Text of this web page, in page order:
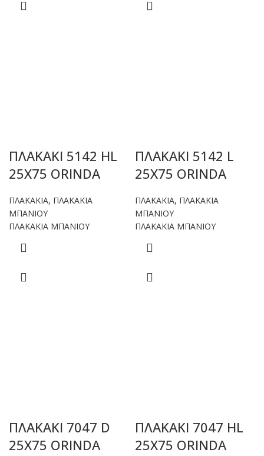
ΠΛΑΚΑΚΙ 5142 HL
25X75 ORINDA
ΠΛΑΚΑΚΙΑ, ΠΛΑΚΑΚΙΑ
ΜΠΑΝΙΟΥ
ΠΛΑΚΑΚΙΑ ΜΠΑΝΙΟΥ
ΠΛΑΚΑΚΙ 5142 L
25X75 ORINDA
ΠΛΑΚΑΚΙΑ, ΠΛΑΚΑΚΙΑ
ΜΠΑΝΙΟΥ
ΠΛΑΚΑΚΙΑ ΜΠΑΝΙΟΥ
ΠΛΑΚΑΚΙ 7047 D
25X75 ORINDA
ΠΛΑΚΑΚΙ 7047 HL
25X75 ORINDA